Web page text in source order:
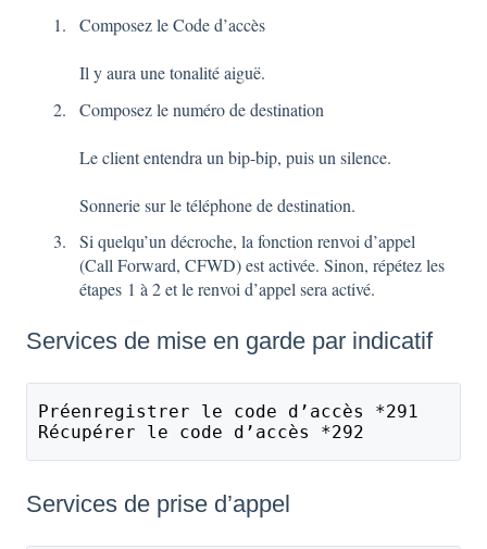
Composez le Code d’accès
Il y aura une tonalité aiguë.
Composez le numéro de destination
Le client entendra un bip-bip, puis un silence.
Sonnerie sur le téléphone de destination.
Si quelqu’un décroche, la fonction renvoi d’appel
(Call Forward, CFWD) est activée. Sinon, répétez les
étapes 1 à 2 et le renvoi d’appel sera activé.
Services de mise en garde par indicatif
Préenregistrer le code d’accès *291
Récupérer le code d’accès *292
Services de prise d’appel